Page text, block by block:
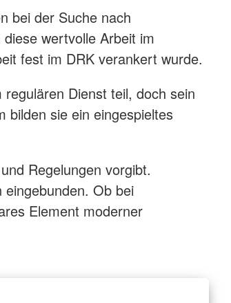
bei der Suche nach
wertvolle Arbeit im
fest im DRK verankert wurde.
Dienst teil, doch sein
bilden sie ein eingespieltes
Regelungen vorgibt.
Ob bei
Element moderner